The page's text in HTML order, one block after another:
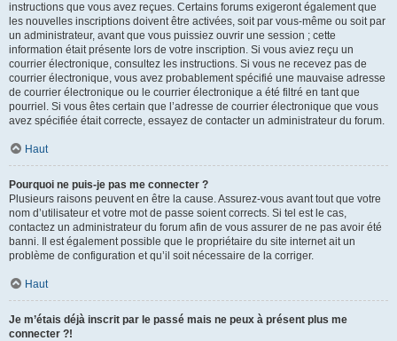
instructions que vous avez reçues. Certains forums exigeront également que
les nouvelles inscriptions doivent être activées, soit par vous-même ou soit par
un administrateur, avant que vous puissiez ouvrir une session ; cette
information était présente lors de votre inscription. Si vous aviez reçu un
courrier électronique, consultez les instructions. Si vous ne recevez pas de
courrier électronique, vous avez probablement spécifié une mauvaise adresse
de courrier électronique ou le courrier électronique a été filtré en tant que
pourriel. Si vous êtes certain que l’adresse de courrier électronique que vous
avez spécifiée était correcte, essayez de contacter un administrateur du forum.
Haut
Pourquoi ne puis-je pas me connecter ?
Plusieurs raisons peuvent en être la cause. Assurez-vous avant tout que votre
nom d’utilisateur et votre mot de passe soient corrects. Si tel est le cas,
contactez un administrateur du forum afin de vous assurer de ne pas avoir été
banni. Il est également possible que le propriétaire du site internet ait un
problème de configuration et qu’il soit nécessaire de la corriger.
Haut
Je m’étais déjà inscrit par le passé mais ne peux à présent plus me
connecter ?!